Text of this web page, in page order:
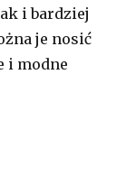
i bardziej
je nosić
i modne